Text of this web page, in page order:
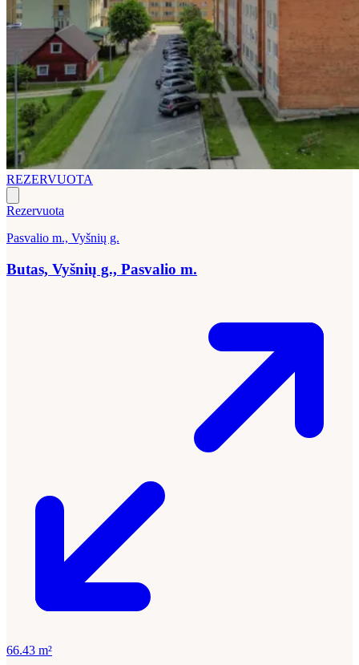
REZERVUOTA
Rezervuota
Pasvalio m., Vyšnių g.
Butas, Vyšnių g., Pasvalio m.
66.43 m²